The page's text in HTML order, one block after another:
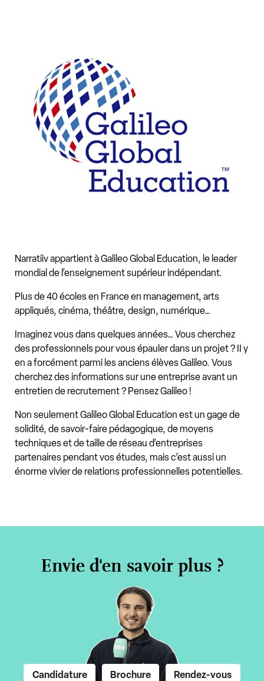
Narratiiv appartient à Galileo Global Education, le leader
mondial de l’enseignement supérieur indépendant.
Plus de 40 écoles en France en management, arts
appliqués, cinéma, théâtre, design, numérique…
Imaginez vous dans quelques années… Vous cherchez
des professionnels pour vous épauler dans un projet ? II y
en a forcément parmi les anciens élèves Galileo. Vous
cherchez des informations sur une entreprise avant un
entretien de recrutement ? Pensez Galileo !
Non seulement Galileo Global Education est un gage de
solidité, de savoir-faire pédagogique, de moyens
techniques et de taille de réseau d’entreprises
partenaires pendant vos études, mais c’est aussi un
énorme vivier de relations professionnelles potentielles.
Envie d'en savoir plus ?
Candidature Brochure Rendez-vous